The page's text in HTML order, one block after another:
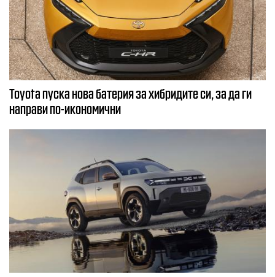
Toyota пуска нова батерия за хибридите си, за да ги
направи по-икономични